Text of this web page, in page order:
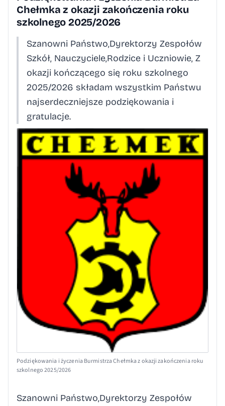
Chełmka z okazji zakończenia roku
szkolnego 2025/2026
Szanowni Państwo,Dyrektorzy Zespołów
Szkół, Nauczyciele,Rodzice i Uczniowie, Z
okazji kończącego się roku szkolnego
2025/2026 składam wszystkim Państwu
najserdeczniejsze podziękowania i
gratulacje.
Podziękowania i życzenia Burmistrza Chełmka z okazji zakończenia roku
szkolnego 2025/2026
Szanowni Państwo,Dyrektorzy Zespołów